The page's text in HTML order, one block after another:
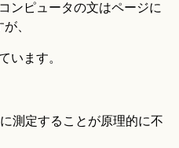
ンピュータの文はページに
、
います。
測定することが原理的に不